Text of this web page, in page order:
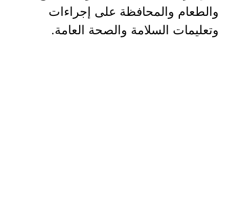
والطعام والمحافظة على إجراءات
وتعليمات السلامة والصحة العامة.